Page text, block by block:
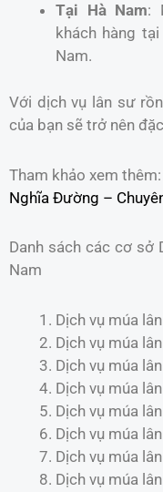
Tại Hà Nam:
khách hàng
Nam.
Với dịch vụ lân sư
của bạn sẽ trở nên
Tham khảo xem thêm:
Nghĩa Đường –
Danh sách các cơ sở
Nam
Dịch vụ múa
Dịch vụ múa
Dịch vụ múa
Dịch vụ múa
Dịch vụ múa
Dịch vụ múa
Dịch vụ múa
Dịch vụ múa